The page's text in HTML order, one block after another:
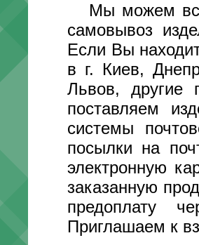
Мы можем
самовывоз
Если Вы
в г. Киев,
Львов, другие
поставляем
системы
посылки на
электронную
заказанную
предоплату
Приглашаем к